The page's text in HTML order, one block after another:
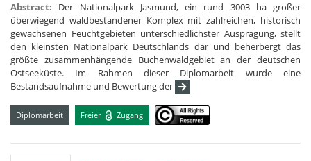
Abstract: Der Nationalpark Jasmund, ein rund 3003 ha großer
überwiegend waldbestandener Komplex mit zahlreichen, historisch
gewachsenen Feuchtgebieten unterschiedlichster Ausprägung, stellt
den kleinsten Nationalpark Deutschlands dar und beherbergt das
größte zusammenhängende Buchenwaldgebiet an der deutschen
Ostseeküste. Im Rahmen dieser Diplomarbeit wurde eine
Bestandsaufnahme und Bewertung der
Diplomarbeit Freier Zugang